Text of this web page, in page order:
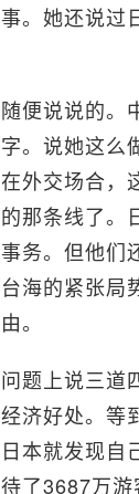
。她还说过
便说说的。
。说她这么
外交场合，
那条线了。
务。但他们
海的紧张局
。
题上说三道
济好处。等
本就发现自
了3687万